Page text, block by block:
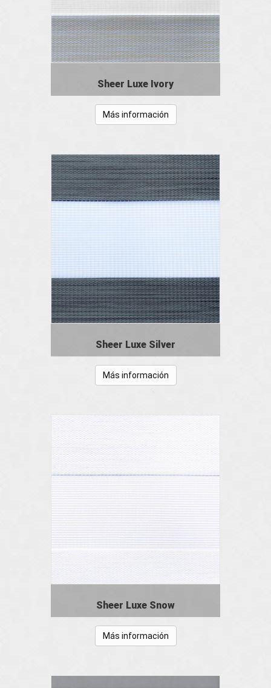
Sheer Luxe Ivory
Más información
Sheer Luxe Silver
Más información
Sheer Luxe Snow
Más información